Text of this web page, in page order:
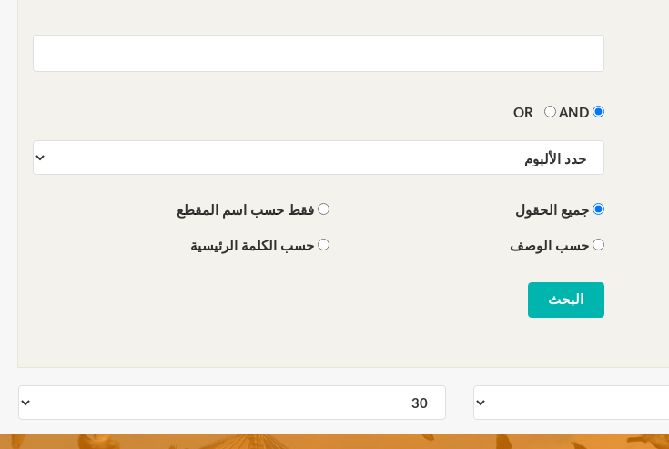
OR
AND
جميع الحقول فقط حسب اسم المقطع
حسب الوصف حسب الكلمة الرئيسية